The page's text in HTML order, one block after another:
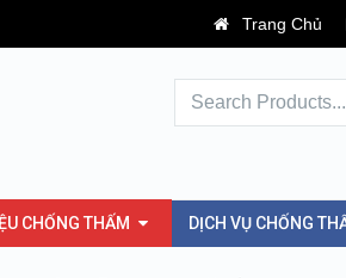
Trang Chủ
CHỐNG THẤM DỊCH VỤ CHỐNG